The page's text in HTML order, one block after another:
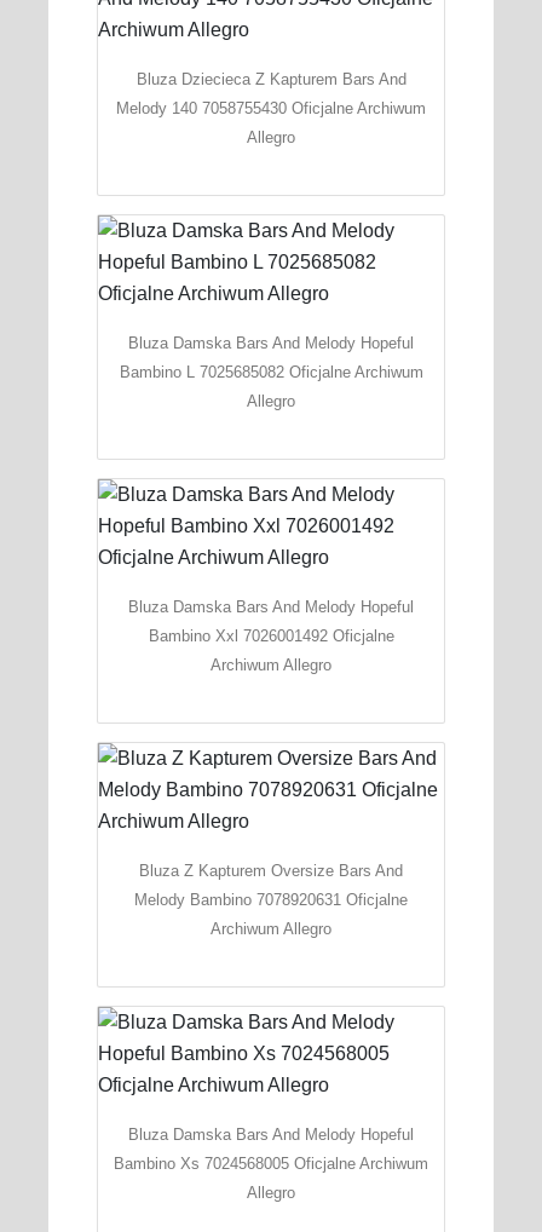
Bluza Dziecieca Z Kapturem Bars And
Melody 140 7058755430 Oficjalne Archiwum
Allegro
Bluza Damska Bars And Melody Hopeful
Bambino L 7025685082 Oficjalne Archiwum
Allegro
Bluza Damska Bars And Melody Hopeful
Bambino Xxl 7026001492 Oficjalne
Archiwum Allegro
Bluza Z Kapturem Oversize Bars And
Melody Bambino 7078920631 Oficjalne
Archiwum Allegro
Bluza Damska Bars And Melody Hopeful
Bambino Xs 7024568005 Oficjalne Archiwum
Allegro